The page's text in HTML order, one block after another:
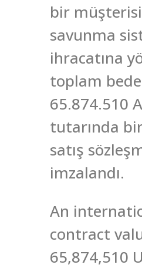
bir
savunma
ihracatına
toplam
65.874.510
tutarında
satış
imzalandı.
An
contract
65,874,510